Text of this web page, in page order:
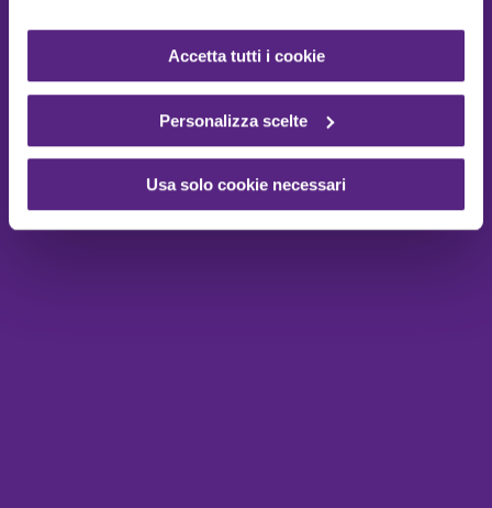
Accetta tutti i cookie
Personalizza scelte
Usa solo cookie necessari